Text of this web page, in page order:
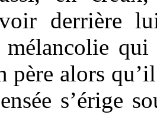
derrière
mélancolie
père alors
s’érige